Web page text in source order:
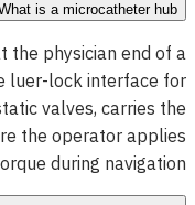
is a microcatheter hub?
the physician end of a
luer-lock interface for
valves, carries the
the operator applies
during navigation.